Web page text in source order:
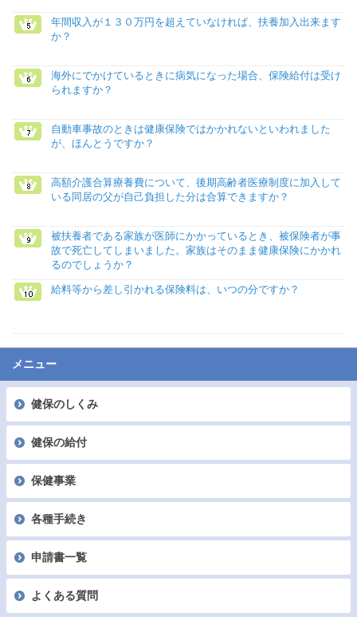
年間収入が１３０万円を超えていなければ、扶養加入出来ます
か？
海外にでかけているときに病気になった場合、保険給付は受け
られますか？
自動車事故のときは健康保険ではかかれないといわれました
が、ほんとうですか？
高額介護合算療養費について、後期高齢者医療制度に加入して
いる同居の父が自己負担した分は合算できますか？
被扶養者である家族が医師にかかっているとき、被保険者が事
故で死亡してしまいました。家族はそのまま健康保険にかかれ
るのでしょうか？
給料等から差し引かれる保険料は、いつの分ですか？
メニュー
健保のしくみ
健保の給付
保健事業
各種手続き
申請書一覧
よくある質問